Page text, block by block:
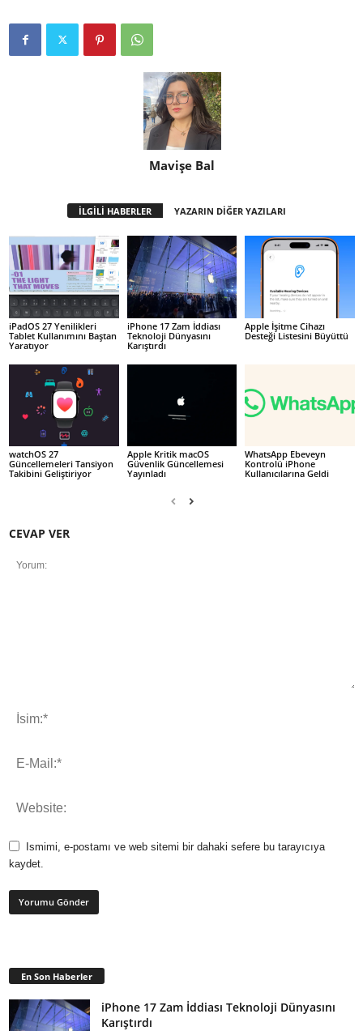
Mavişe Bal
İLGİLİ HABERLER YAZARIN DİĞER YAZILARI
iPadOS 27 Yenilikleri
Tablet Kullanımını Baştan
Yaratıyor
iPhone 17 Zam İddiası
Teknoloji Dünyasını
Karıştırdı
Apple İşitme Cihazı
Desteği Listesini Büyüttü
watchOS 27
Güncellemeleri Tansiyon
Takibini Geliştiriyor
Apple Kritik macOS
Güvenlik Güncellemesi
Yayınladı
WhatsApp Ebeveyn
Kontrolü iPhone
Kullanıcılarına Geldi
CEVAP VER
Ismimi, e-postamı ve web sitemi bir dahaki sefere bu tarayıcıya
kaydet.
En Son Haberler
iPhone 17 Zam İddiası Teknoloji Dünyasını
Karıştırdı